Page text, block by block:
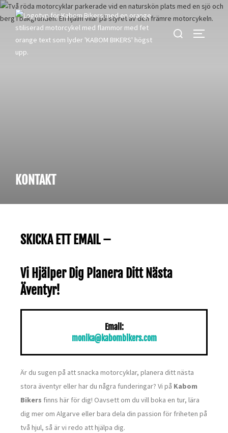
KONTAKT
SKICKA ETT EMAIL –
Vi Hjälper Dig Planera Ditt Nästa
Äventyr!
Email:
monika@kabombikers.com
Är du sugen på att snacka motorcyklar, planera ditt nästa
stora äventyr eller har du några funderingar? Vi på Kabom
Bikers finns här för dig! Oavsett om du vill boka en tur, lära
dig mer om Algarve eller bara dela din passion för friheten på
två hjul, så är vi redo att hjälpa dig.